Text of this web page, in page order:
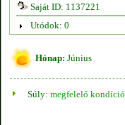
Saját ID: 1137221
Utódok: 0
Hónap: Június
Súly: megfelelő kondíció